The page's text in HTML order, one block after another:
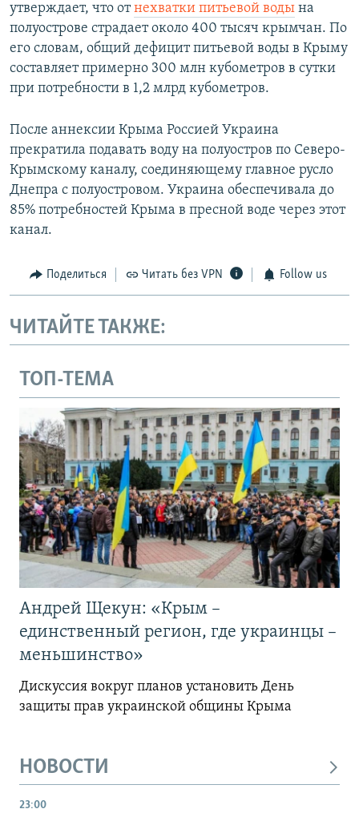
утверждает, что отнехватки питьевой воды на
полуострове страдает около 400 тысяч крымчан. По
его словам, общий дефицит питьевой воды в Крыму
составляет примерно 300 млн кубометров в сутки
при потребности в 1,2 млрд кубометров.
После аннексии Крыма Россией Украина
прекратила подавать воду на полуостров по Северо-
Крымскому каналу, соединяющему главное русло
Днепра с полуостровом. Украина обеспечивала до
85% потребностей Крыма в пресной воде через этот
канал.
Поделиться Читать без VPN Follow us
ЧИТАЙТЕ ТАКЖЕ:
ТОП-ТЕМА
Андрей Щекун: «Крым –
единственный регион, где украинцы –
меньшинство»
Дискуссия вокруг планов установить День
защиты прав украинской общины Крыма
НОВОСТИ
23:00